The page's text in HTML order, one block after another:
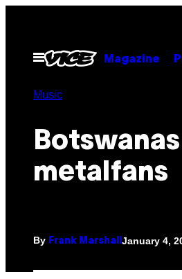
contentOpen
Menu
Magazine
Music
metalfans
By Frank Marshall January 4,